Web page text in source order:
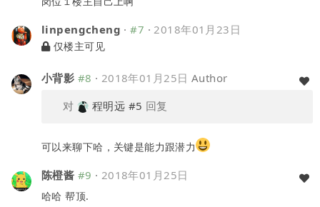
linpengcheng ·#7 · 2018年01月23日
仅楼主可见
小背影 #8 · 2018年01月25日 Author
对
程明远 #5 回复
可以来聊下哈，关键是能力跟潜力
陈橙酱 #9 · 2018年01月25日
哈哈 帮顶.